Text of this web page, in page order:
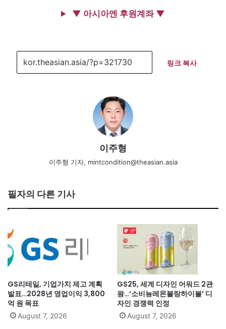
▼ 아시아엔 후원계좌 ▼
링크 복사
이주형
이주형 기자, mintcondition@theasian.asia
필자의 다른 기사
GS리테일, 기업가치 제고 계획
발표…2028년 영업이익 3,800
억 원 목표
August 7, 2026
GS25, 세계 디자인 어워드 2관
왕…‘소비뇽레몬블랑하이볼’ 디
자인 경쟁력 인정
August 7, 2026